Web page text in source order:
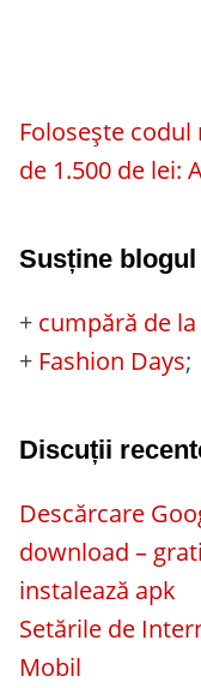
Folosește
de 1.500 de lei:
Susține blogul
+ cumpără de la
+ Fashion Days;
Discuții
Descărcare
download –
instalează apk
Setările de
Mobil